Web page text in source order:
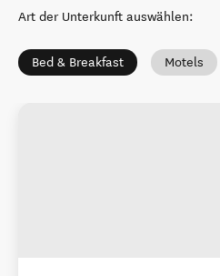
Art der Unterkunft auswählen:
Bed & Breakfast Motels